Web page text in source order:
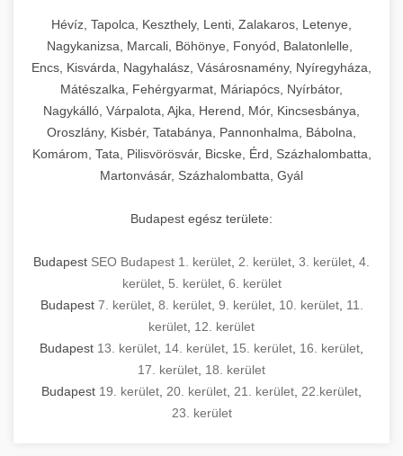
Hévíz, Tapolca, Keszthely, Lenti, Zalakaros, Letenye,
Nagykanizsa, Marcali, Böhönye, Fonyód, Balatonlelle,
Encs, Kisvárda, Nagyhalász, Vásárosnamény, Nyíregyháza,
Mátészalka, Fehérgyarmat, Máriapócs, Nyírbátor,
Nagykálló, Várpalota, Ajka, Herend, Mór, Kincsesbánya,
Oroszlány, Kisbér, Tatabánya, Pannonhalma, Bábolna,
Komárom, Tata, Pilisvörösvár, Bicske, Érd, Százhalombatta,
Martonvásár, Százhalombatta, Gyál
Budapest egész területe:
Budapest SEO Budapest 1. kerület 2. kerület 3. kerület 4.
kerület, 5. kerület, 6. kerület
Budapest 7. kerület, 8. kerület, 9. kerület, 10. kerület, 11.
kerület 12. kerület
Budapest 13. kerület 14. kerület 15. kerület 16. kerület
17. kerület 18. kerület
Budapest 19. kerület 20. kerület 21. kerület 22.kerület
23. kerület